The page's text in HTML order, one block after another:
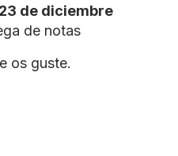
de diciembre
de notas
os guste.